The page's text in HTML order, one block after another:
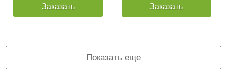
Заказать Заказать
Показать еще